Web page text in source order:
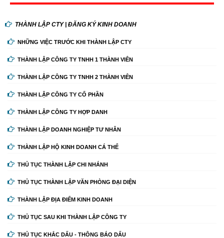
THÀNH LẬP CTY | ĐĂNG KÝ KINH DOANH
NHỮNG VIỆC TRƯỚC KHI THÀNH LẬP CTY
THÀNH LẬP CÔNG TY TNHH 1 THÀNH VIÊN
THÀNH LẬP CÔNG TY TNHH 2 THÀNH VIÊN
THÀNH LẬP CÔNG TY CỔ PHẦN
THÀNH LẬP CÔNG TY HỢP DANH
THÀNH LẬP DOANH NGHIỆP TƯ NHÂN
THÀNH LẬP HỘ KINH DOANH CÁ THỂ
THỦ TỤC THÀNH LẬP CHI NHÁNH
THỦ TỤC THÀNH LẬP VĂN PHÒNG ĐẠI DIỆN
THÀNH LẬP ĐỊA ĐIỂM KINH DOANH
THỦ TỤC SAU KHI THÀNH LẬP CÔNG TY
THỦ TỤC KHẮC DẤU - THÔNG BÁO DẤU